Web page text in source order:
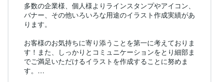
多数の企業様、個人様よりラインスタンプやアイコン、
バナー、その他いろいろな用途のイラスト作成実績があ
ります。
お客様のお気持ちに寄り添うことを第一に考えておりま
す！また、しっかりとコミュニケーションをとり細部ま
でご満足いただけるイラストを作成することに努めま
す。